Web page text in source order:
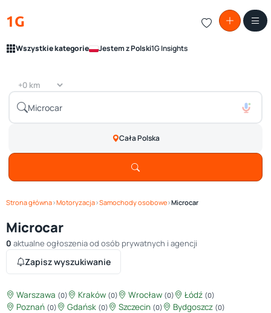
1G
Wszystkie kategorie Jestem z Polski1G Insights
Cała Polska
Strona główna›Motoryzacja›Samochody osobowe›Microcar
Microcar
0 aktualne ogłoszenia od osób prywatnych i agencji
Zapisz wyszukiwanie
Warszawa (0) Kraków (0) Wrocław (0) Łódź (0)
Poznań (0) Gdańsk (0) Szczecin (0) Bydgoszcz (0)